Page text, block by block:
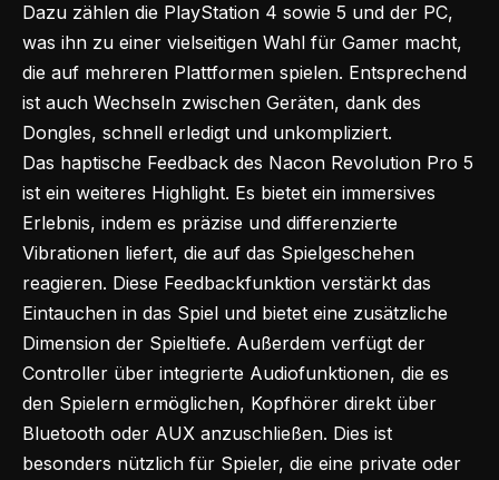
Dazu zählen die PlayStation 4 sowie 5 und der PC,
was ihn zu einer vielseitigen Wahl für Gamer macht,
die auf mehreren Plattformen spielen. Entsprechend
ist auch Wechseln zwischen Geräten, dank des
Dongles, schnell erledigt und unkompliziert.
Das haptische Feedback des Nacon Revolution Pro 5
ist ein weiteres Highlight. Es bietet ein immersives
Erlebnis, indem es präzise und differenzierte
Vibrationen liefert, die auf das Spielgeschehen
reagieren. Diese Feedbackfunktion verstärkt das
Eintauchen in das Spiel und bietet eine zusätzliche
Dimension der Spieltiefe. Außerdem verfügt der
Controller über integrierte Audiofunktionen, die es
den Spielern ermöglichen, Kopfhörer direkt über
Bluetooth oder AUX anzuschließen. Dies ist
besonders nützlich für Spieler, die eine private oder